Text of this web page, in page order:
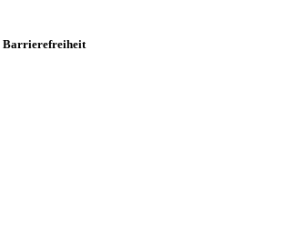
Barrierefreiheit